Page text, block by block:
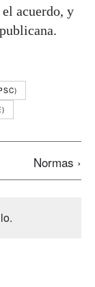
acuerdo, y
Normas ›